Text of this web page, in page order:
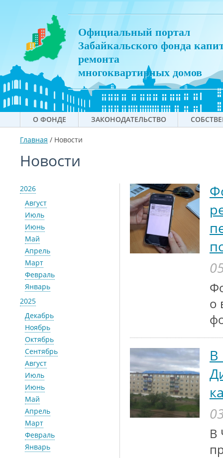
Официальный портал
Забайкальского фонда
ремонта
многоквартирных домов
О ФОНДЕ ЗАКОНОДАТЕЛЬСТВО
Главная / Новости
Новости
2026
Август
Июль
Июнь
Май
Апрель
Март
Февраль
Январь
2025
Декабрь
Ноябрь
Октябрь
Сентябрь
Август
Июль
Июнь
Май
Апрель
Март
Февраль
Январь
о
В
В